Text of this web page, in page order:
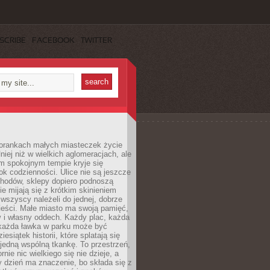
FACEBOOK TWITTER
małych miasteczek życie
niż w wielkich aglomeracjach, ale
spokojnym tempie kryje się
codzienności. Ulice nie są jeszcze
sklepy dopiero podnoszą
mijają się z krótkim skinieniem
wszyscy należeli do jednej, dobrze
Małe miasto ma swoją pamięć,
i własny oddech. Każdy plac, każda
ławka w parku może być
historii, które splatają się
wspólną tkankę. To przestrzeń,
nic wielkiego się nie dzieje, a
dzień ma znaczenie, bo składa się z